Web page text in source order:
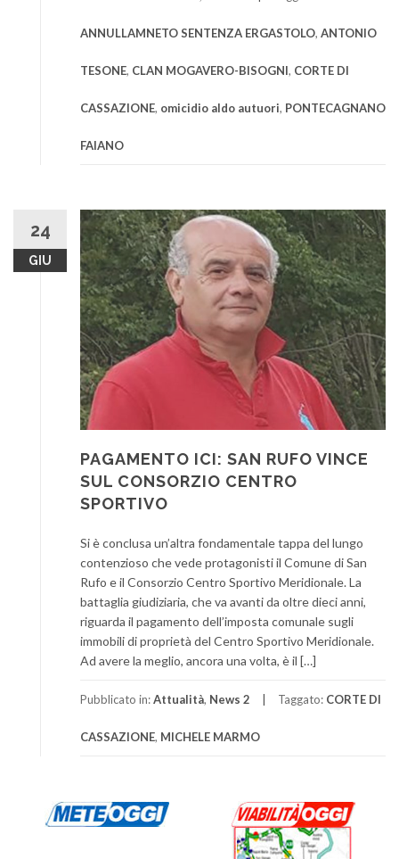
ANNULLAMNETO SENTENZA ERGASTOLO, ANTONIO
TESONE, CLAN MOGAVERO-BISOGNI, CORTE DI
CASSAZIONE, omicidio aldo autuori, PONTECAGNANO
FAIANO
24
GIU
PAGAMENTO ICI: SAN RUFO VINCE
SUL CONSORZIO CENTRO
SPORTIVO
Si è conclusa un’altra fondamentale tappa del lungo
contenzioso che vede protagonisti il Comune di San
Rufo e il Consorzio Centro Sportivo Meridionale. La
battaglia giudiziaria, che va avanti da oltre dieci anni,
riguarda il pagamento dell’imposta comunale sugli
immobili di proprietà del Centro Sportivo Meridionale.
Ad avere la meglio, ancora una volta, è il […]
Pubblicato in:Attualità, News 2 Taggato: CORTE DI
CASSAZIONE, MICHELE MARMO